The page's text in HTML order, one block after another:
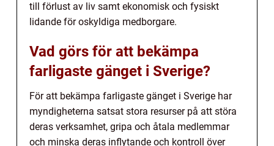
till förlust av liv samt ekonomisk och fysiskt
lidande för oskyldiga medborgare.
Vad görs för att bekämpa
farligaste gänget i Sverige?
För att bekämpa farligaste gänget i Sverige har
myndigheterna satsat stora resurser på att störa
deras verksamhet, gripa och åtala medlemmar
och minska deras inflytande och kontroll över